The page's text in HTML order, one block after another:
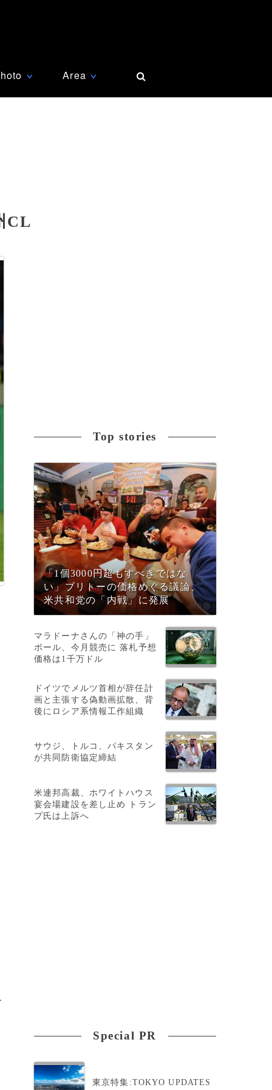
∨ Area ∨
CL
Top stories
「1個3000円超もすべきではな
い」ブリトーの価格めぐる議論、
米共和党の「内戦」に発展
マラドーナさんの「神の手」
ボール、今月競売に 落札予想
価格は1千万ドル
ドイツでメルツ首相が辞任計
画と主張する偽動画拡散、背
後にロシア系情報工作組織
サウジ、トルコ、パキスタン
が共同防衛協定締結
米連邦高裁、ホワイトハウス
宴会場建設を差し止め トラン
プ氏は上訴へ
Special PR
東京特集:TOKYO UPDATES